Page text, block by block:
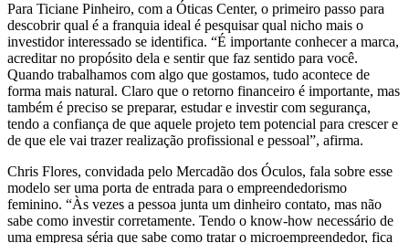
Para Ticiane Pinheiro, com a Óticas Center, o primeiro passo para
descobrir qual é a franquia ideal é pesquisar qual nicho mais o
investidor interessado se identifica. “É importante conhecer a marca,
acreditar no propósito dela e sentir que faz sentido para você.
Quando trabalhamos com algo que gostamos, tudo acontece de
forma mais natural. Claro que o retorno financeiro é importante, mas
também é preciso se preparar, estudar e investir com segurança,
tendo a confiança de que aquele projeto tem potencial para crescer e
de que ele vai trazer realização profissional e pessoal”, afirma.
Chris Flores, convidada pelo Mercadão dos Óculos, fala sobre esse
modelo ser uma porta de entrada para o empreendedorismo
feminino. “Às vezes a pessoa junta um dinheiro contato, mas não
sabe como investir corretamente. Tendo o know-how necessário de
uma empresa séria que sabe como tratar o microempreendedor, fica